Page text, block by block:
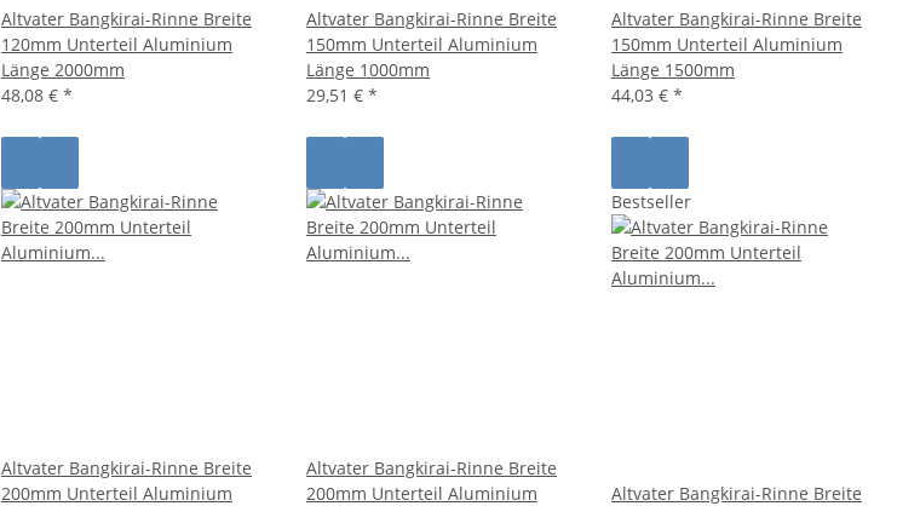
Altvater Bangkirai-Rinne Breite
120mm Unterteil Aluminium
Länge 2000mm
48,08 € *
Altvater Bangkirai-Rinne Breite
150mm Unterteil Aluminium
Länge 1000mm
29,51 € *
Altvater Bangkirai-Rinne Breite
150mm Unterteil Aluminium
Länge 1500mm
44,03 € *
Altvater Bangkirai-Rinne Breite
200mm Unterteil Aluminium
Altvater Bangkirai-Rinne Breite
200mm Unterteil Aluminium
Bestseller
Altvater Bangkirai-Rinne Breite